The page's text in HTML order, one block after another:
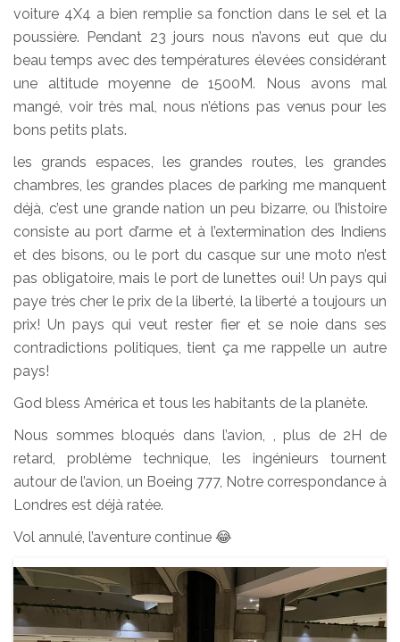
voiture 4X4 a bien remplie sa fonction dans le sel et la
poussière. Pendant 23 jours nous n’avons eut que du
beau temps avec des températures élevées considérant
une altitude moyenne de 1500M. Nous avons mal
mangé, voir très mal, nous n’étions pas venus pour les
bons petits plats.
les grands espaces, les grandes routes, les grandes
chambres, les grandes places de parking me manquent
déjà, c’est une grande nation un peu bizarre, ou l’histoire
consiste au port d’arme et à l’extermination des Indiens
et des bisons, ou le port du casque sur une moto n’est
pas obligatoire, mais le port de lunettes oui! Un pays qui
paye très cher le prix de la liberté, la liberté a toujours un
prix! Un pays qui veut rester fier et se noie dans ses
contradictions politiques, tient ça me rappelle un autre
pays!
God bless América et tous les habitants de la planète.
Nous sommes bloqués dans l’avion, , plus de 2H de
retard, problème technique, les ingénieurs tournent
autour de l’avion, un Boeing 777, Notre correspondance à
Londres est déjà ratée.
Vol annulé, l’aventure continue 😂